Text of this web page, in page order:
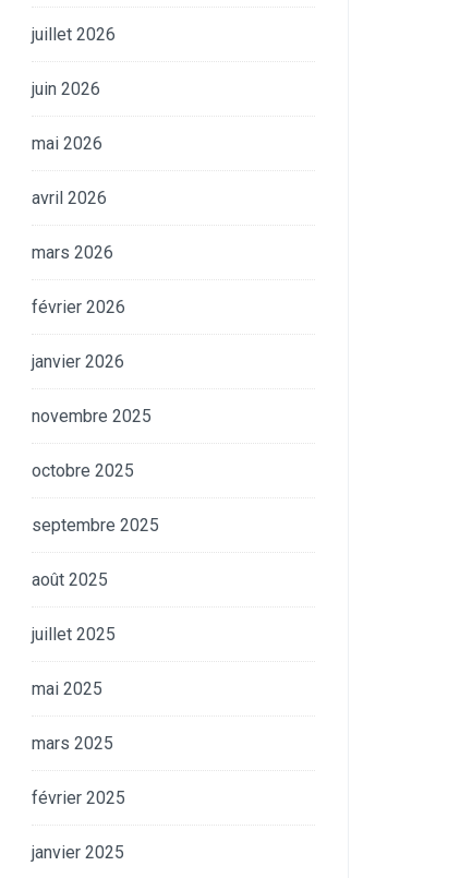
juillet 2026
juin 2026
mai 2026
avril 2026
mars 2026
février 2026
janvier 2026
novembre 2025
octobre 2025
septembre 2025
août 2025
juillet 2025
mai 2025
mars 2025
février 2025
janvier 2025